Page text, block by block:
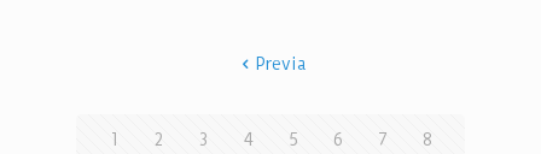
Previa
1 2 3 4 5 6 7 8